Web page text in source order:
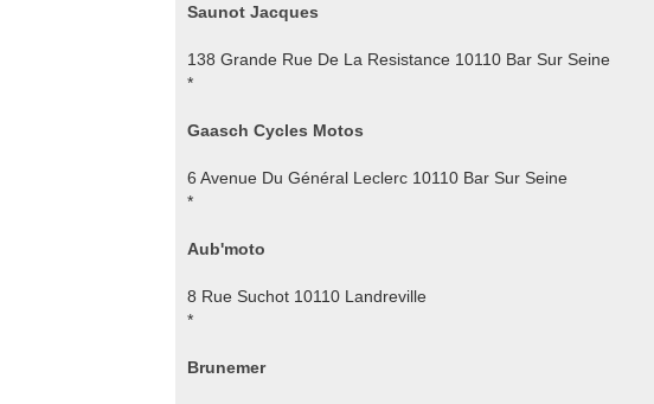
Saunot Jacques
138 Grande Rue De La Resistance 10110 Bar Sur Seine
*
Gaasch Cycles Motos
6 Avenue Du Général Leclerc 10110 Bar Sur Seine
*
Aub'moto
8 Rue Suchot 10110 Landreville
*
Brunemer